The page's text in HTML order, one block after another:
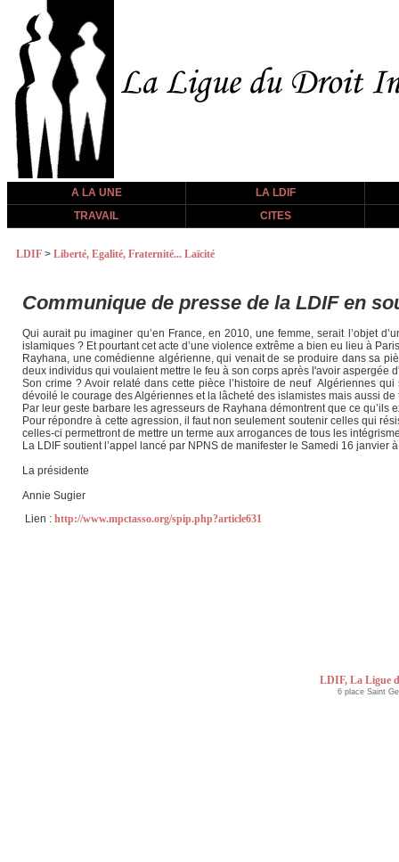
A LA UNE
LA LDIF
TRAVAIL
CITES
LDIF > Liberté, Egalité, Fraternité... Laïcité
Communique de presse de la LDIF en
Qui aurait pu imaginer qu’en France, en 2010, une femme, serait l’objet
islamiques ? Et pourtant cet acte d’une violence extrême a bien eu lieu à
Rayhana, une comédienne algérienne, qui venait de se produire dans sa
deux individus qui voulaient mettre le feu à son corps après l'avoir aspergée
Son crime ? Avoir relaté dans cette pièce l’histoire de neuf Algériennes
dévoilé le courage des Algériennes et la lâcheté des islamistes mais aussi
Par leur geste barbare les agresseurs de Rayhana démontrent que ce qu’ils
Pour répondre à cette agression, il faut non seulement soutenir celles qui
celles-ci permettront de mettre un terme aux arrogances de tous les
La LDIF soutient l’appel lancé par NPNS de manifester le Samedi 16 janvier
La présidente
Annie Sugier
Lien : http://www.mpctasso.org/spip.php?article631
LDIF, La Ligue
6 place Saint